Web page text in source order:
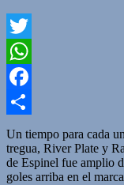
Twitter
WhatsApp
Facebook
Compartir
Un tiempo para cada
tregua, River Plate y
de Espinel fue amplio
goles arriba en el